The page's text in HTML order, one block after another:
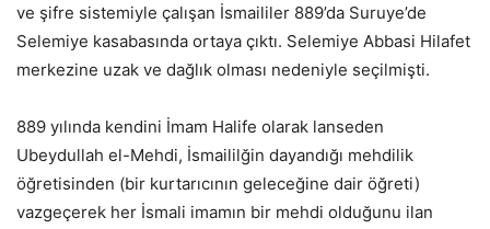
ve şifre sistemiyle çalışan İsmaililer 889’da Suruye’de
Selemiye kasabasında ortaya çıktı. Selemiye Abbasi Hilafet
merkezine uzak ve dağlık olması nedeniyle seçilmişti.
889 yılında kendini İmam Halife olarak lanseden
Ubeydullah el-Mehdi, İsmaililğin dayandığı mehdilik
öğretisinden (bir kurtarıcının geleceğine dair öğreti)
vazgeçerek her İsmali imamın bir mehdi olduğunu ilan